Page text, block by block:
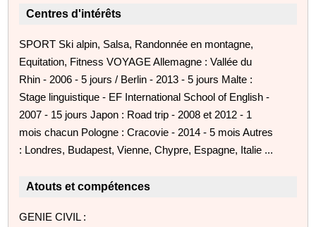
Centres d'intérêts
SPORT Ski alpin, Salsa, Randonnée en montagne,
Equitation, Fitness VOYAGE Allemagne : Vallée du
Rhin - 2006 - 5 jours / Berlin - 2013 - 5 jours Malte :
Stage linguistique - EF International School of English -
2007 - 15 jours Japon : Road trip - 2008 et 2012 - 1
mois chacun Pologne : Cracovie - 2014 - 5 mois Autres
: Londres, Budapest, Vienne, Chypre, Espagne, Italie ...
Atouts et compétences
GENIE CIVIL :